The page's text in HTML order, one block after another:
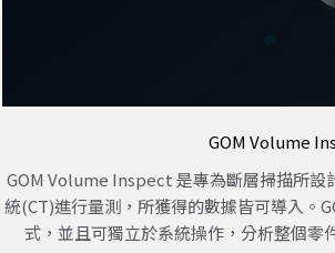
GOM Volume
GOM Volume Inspect 是專為斷層掃描所設
統(CT)進行量測，所獲得的數據皆可導入。
式，並且可獨立於系統操作，分析整個零